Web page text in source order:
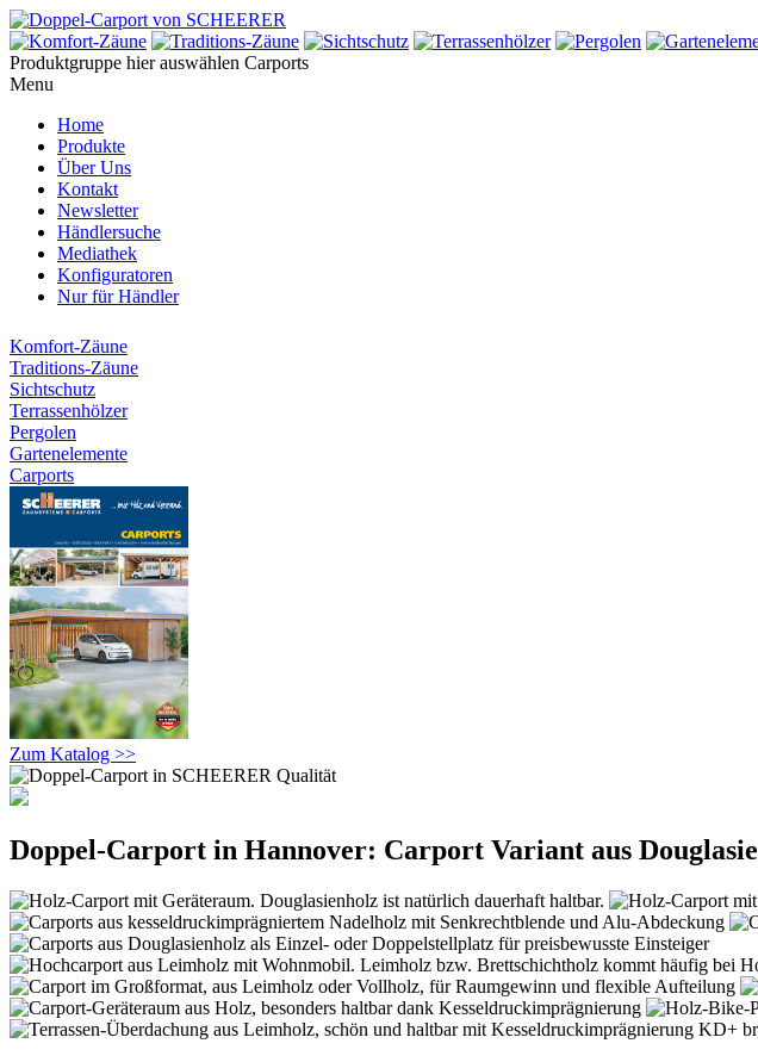
Produktgruppe hier auswählen Carports
Menu
Home
Produkte
Über Uns
Kontakt
Newsletter
Händlersuche
Mediathek
Konfiguratoren
Nur für Händler
Komfort-Zäune
Traditions-Zäune
Sichtschutz
Terrassenhölzer
Pergolen
Gartenelemente
Carports
Zum Katalog >>
Doppel-Carport in Hannover: Carport Variant aus Douglasie